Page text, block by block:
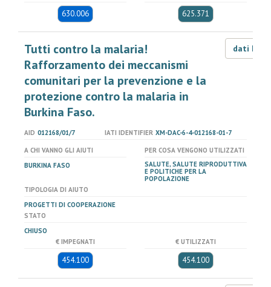
630.006 625.371
Tutti contro la malaria!
Rafforzamento dei meccanismi
comunitari per la prevenzione e la
protezione contro la malaria in
Burkina Faso.
dati LOD
AID 012168/01/7 IATI IDENTIFIER XM-DAC-6-4-012168-01-7
A CHI VANNO GLI AIUTI
BURKINA FASO
PER COSA VENGONO UTILIZZATI
SALUTE, SALUTE RIPRODUTTIVA
E POLITICHE PER LA
POPOLAZIONE
TIPOLOGIA DI AIUTO
PROGETTI DI COOPERAZIONE
STATO
CHIUSO
€ IMPEGNATI
454.100
€ UTILIZZATI
454.100